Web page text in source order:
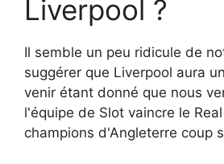
Liverpool ?
Il semble un peu ridicule de
suggérer que Liverpool aura
venir étant donné que nous
l'équipe de Slot vaincre le
champions d'Angleterre coup